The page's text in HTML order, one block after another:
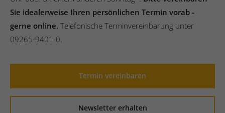
Sie idealerweise Ihren persönlichen Termin vorab -
gerne online. Telefonische Terminvereinbarung unter
09265-9401-0.
Termin vereinbaren
Newsletter erhalten